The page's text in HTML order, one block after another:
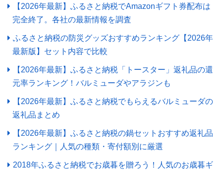
【2026年最新】ふるさと納税でAmazonギフト券配布は
完全終了。各社の最新情報を調査
ふるさと納税の防災グッズおすすめランキング【2026年
最新版】セット内容で比較
【2026年最新】ふるさと納税「トースター」返礼品の還
元率ランキング！バルミューダやアラジンも
【2026年最新】ふるさと納税でもらえるバルミューダの
返礼品まとめ
【2026年最新】ふるさと納税の鍋セットおすすめ返礼品
ランキング｜人気の種類・寄付額別に厳選
2018年ふるさと納税でお歳暮を贈ろう！人気のお歳暮ギ